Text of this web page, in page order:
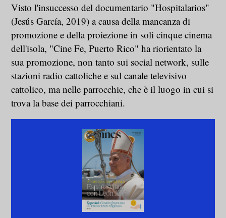
Visto l'insuccesso del documentario "Hospitalarios"
(Jesús García, 2019) a causa della mancanza di
promozione e della proiezione in soli cinque cinema
dell'isola, "Cine Fe, Puerto Rico" ha riorientato la
sua promozione, non tanto sui social network, sulle
stazioni radio cattoliche e sul canale televisivo
cattolico, ma nelle parrocchie, che è il luogo in cui si
trova la base dei parrocchiani.